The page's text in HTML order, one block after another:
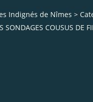
Indignés de Nîmes >
SONDAGES